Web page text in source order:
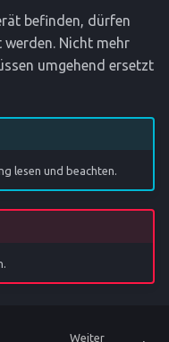
befinden, dürfen
Nicht mehr
umgehend ersetzt
lesen und beachten.
Weiter